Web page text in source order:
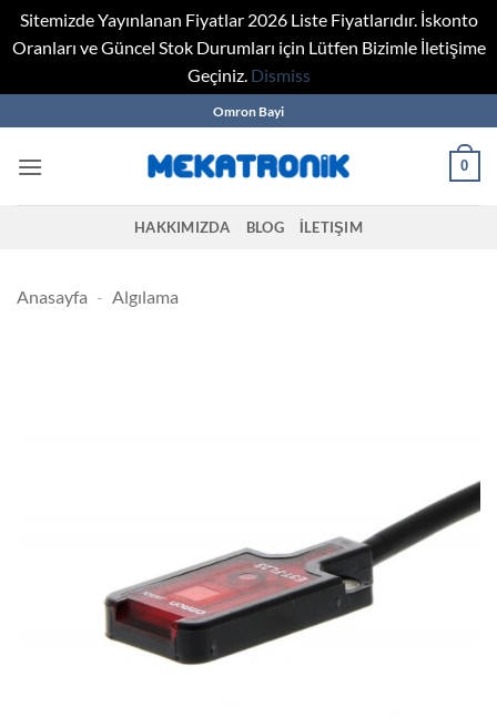
Sitemizde Yayınlanan Fiyatlar 2026 Liste Fiyatlarıdır. İskonto
Oranları ve Güncel Stok Durumları için Lütfen Bizimle İletişime
Geçiniz. Dismiss
to
content
Omron Bayi
0
HAKKIMIZDA BLOG İLETIŞIM
Anasayfa - Algılama